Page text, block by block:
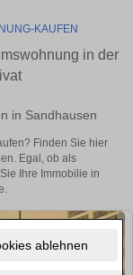
ablehnen
KAUFEN
in der
in Sandhausen
Finden Sie hier
Egal, ob als
Ihre Immobilie in